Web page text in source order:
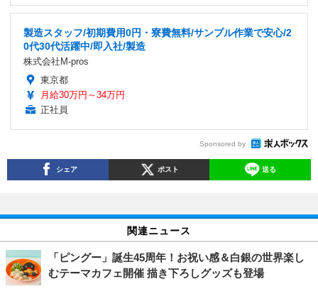
製造スタッフ/初期費用0円・寮費無料/サンプル作業で安心/2
0代30代活躍中/即入社/製造
株式会社M-pros
東京都
月給30万円～34万円
正社員
Sponsored by
シェア ポスト 送る
関連ニュース
「ピングー」誕生45周年！お祝い感＆白銀の世界楽し
むテーマカフェ開催 描き下ろしグッズも登場